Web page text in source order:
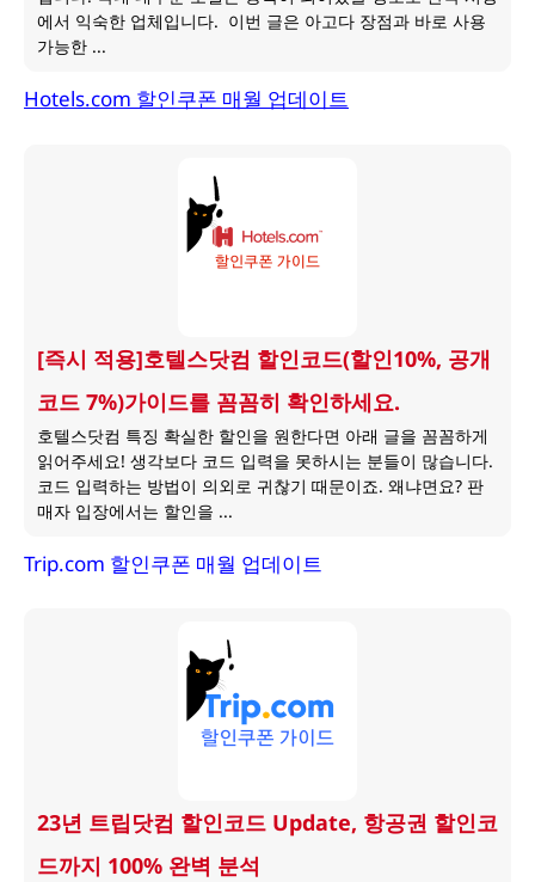
에서 익숙한 업체입니다. 이번 글은 아고다 장점과 바로 사용
가능한 ...
Hotels.com 할인쿠폰 매월 업데이트
[즉시 적용]호텔스닷컴 할인코드(할인10%, 공개
코드 7%)가이드를 꼼꼼히 확인하세요.
호텔스닷컴 특징 확실한 할인을 원한다면 아래 글을 꼼꼼하게
읽어주세요! 생각보다 코드 입력을 못하시는 분들이 많습니다.
코드 입력하는 방법이 의외로 귀찮기 때문이죠. 왜냐면요? 판
매자 입장에서는 할인을 ...
Trip.com 할인쿠폰 매월 업데이트
23년 트립닷컴 할인코드 Update, 항공권 할인코
드까지 100% 완벽 분석